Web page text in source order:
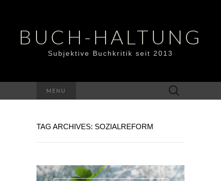
BUCH-HALTUNG
Subjektive Buchkritik seit 2013
MENU
Suchen
nach:
TAG ARCHIVES: SOZIALREFORM